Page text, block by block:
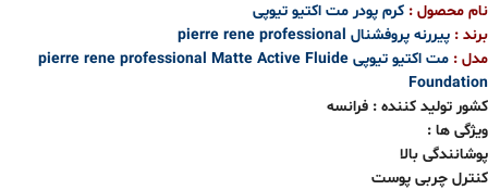
نام محصول : کرم پودر مت اکتیو تیوپی
برند : پیررنه پروفشنال pierre rene professional
مدل :
مت اکتیو تیوپی pierre rene professional Matte Active Fluide
Foundation
کشور تولید کننده : فرانسه
ویژگی ها :
پوشانندگی بالا
کنترل چربی پوست